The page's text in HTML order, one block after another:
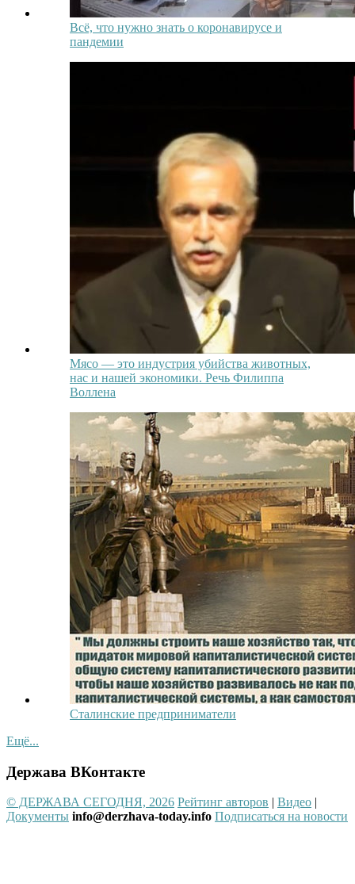
Всё, что нужно знать о коронавирусе и
пандемии
Мясо — это индустрия убийства животных,
нас и нашей экономики. Речь Филиппа
Воллена
Сталинские предприниматели
Ещё...
Держава ВКонтакте
© ДЕРЖАВА СЕГОДНЯ, 2026 Рейтинг авторов | Видео |
Документы info@derzhava-today.info Подписаться на новости